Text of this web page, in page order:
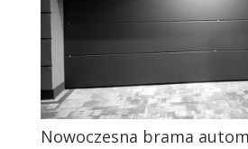
Nowoczesna brama